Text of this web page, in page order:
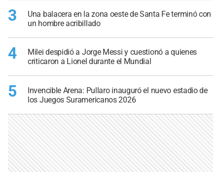
3
Una balacera en la zona oeste de Santa Fe terminó con
un hombre acribillado
4
Milei despidió a Jorge Messi y cuestionó a quienes
criticaron a Lionel durante el Mundial
5
Invencible Arena: Pullaro inauguró el nuevo estadio de
los Juegos Suramericanos 2026